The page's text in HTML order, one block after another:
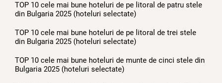
TOP 10 cele mai bune hoteluri de pe litoral de patru stele
din Bulgaria 2025 (hoteluri selectate)
TOP 10 cele mai bune hoteluri de pe litoral de trei stele
din Bulgaria 2025 (hoteluri selectate)
TOP 10 cele mai bune hoteluri de munte de cinci stele din
Bulgaria 2025 (hoteluri selectate)